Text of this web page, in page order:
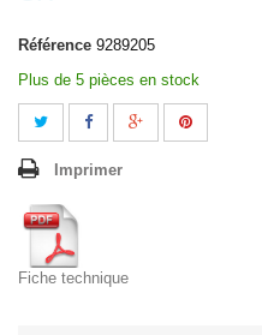
Référence 9289205
Plus de 5 pièces en stock
Imprimer
Fiche technique